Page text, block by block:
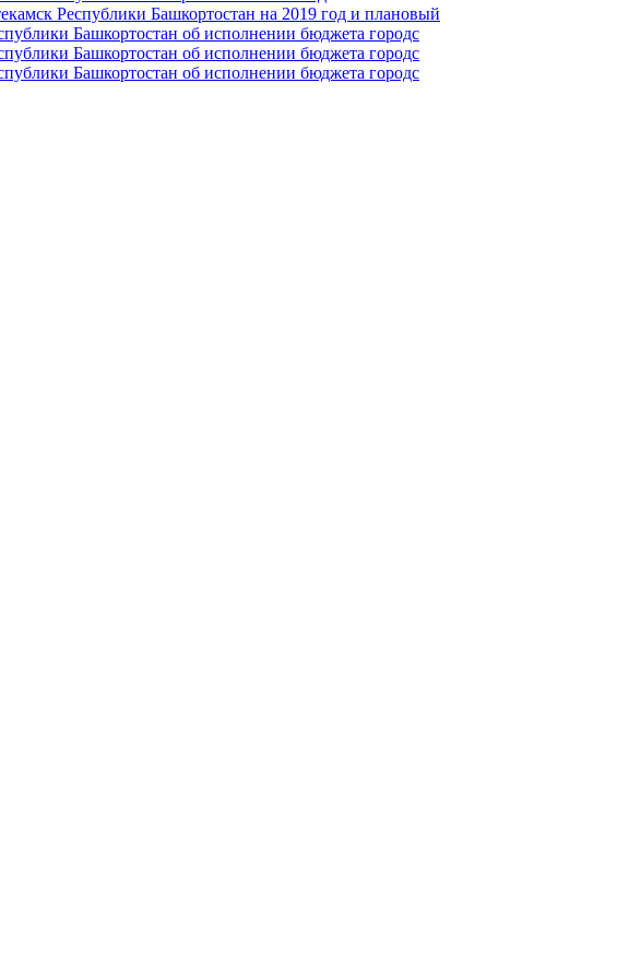
Республики Башкортостан на 2019 год и плановый
Башкортостан об исполнении бюджета городс
Башкортостан об исполнении бюджета городс
Башкортостан об исполнении бюджета городс